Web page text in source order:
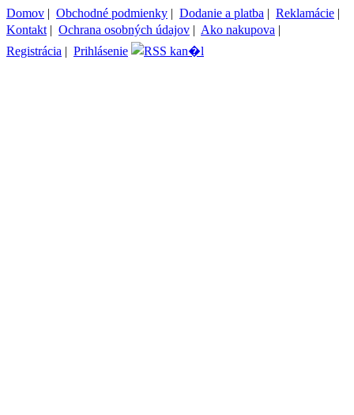
Domov | Obchodné podmienky | Dodanie a platba | Reklamácie |
Kontakt | Ochrana osobných údajov | Ako nakupova |
Registrácia | Prihlásenie